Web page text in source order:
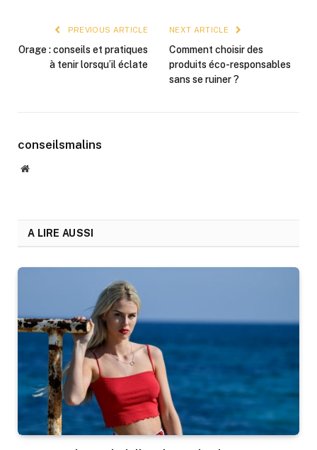
PREVIOUS ARTICLE
Orage : conseils et pratiques
à tenir lorsqu’il éclate
NEXT ARTICLE
Comment choisir des
produits éco-responsables
sans se ruiner ?
conseilsmalins
Website
A LIRE AUSSI